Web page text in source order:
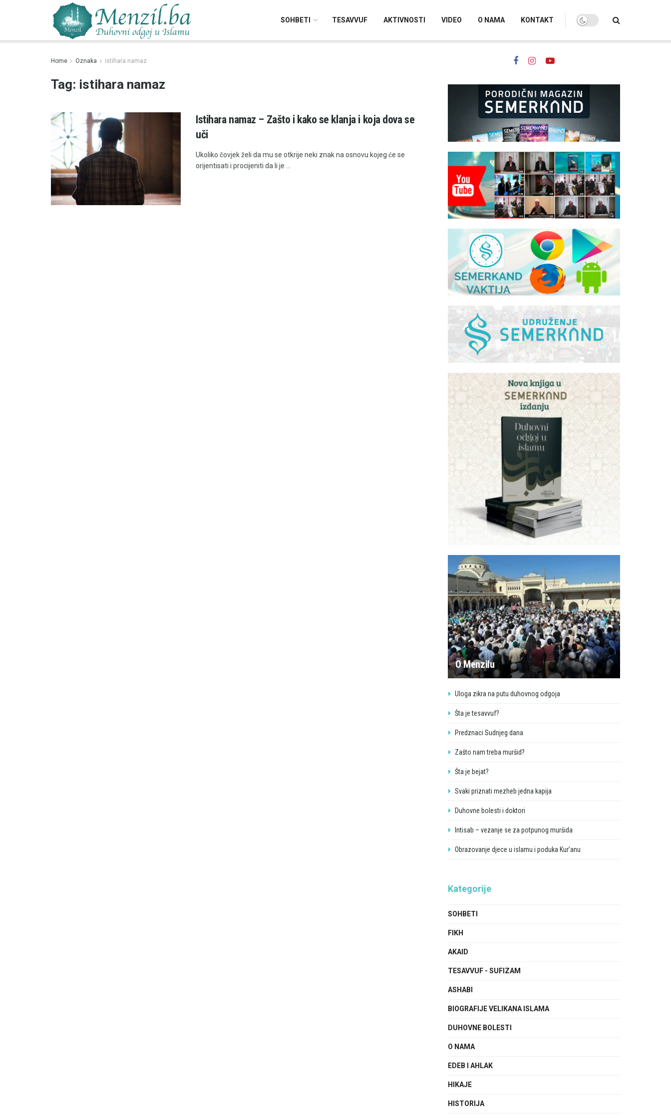
SOHBETI TESAVVUF AKTIVNOSTI VIDEO O NAMA KONTAKT
Home Oznaka istihara namaz
Tag: istihara namaz
Istihara namaz – Zašto i kako se klanja i koja dova se
uči
Ukoliko čovjek želi da mu se otkrije neki znak na osnovu kojeg će se
orijentisati i procijeniti da li je ...
O Menzilu
Uloga zikra na putu duhovnog odgoja
Šta je tesavvuf?
Predznaci Sudnjeg dana
Zašto nam treba muršid?
Šta je bejat?
Svaki priznati mezheb jedna kapija
Duhovne bolesti i doktori
Intisab – vezanje se za potpunog muršida
Obrazovanje djece u islamu i poduka Kur’anu
Kategorije
SOHBETI
FIKH
AKAID
TESAVVUF - SUFIZAM
ASHABI
BIOGRAFIJE VELIKANA ISLAMA
DUHOVNE BOLESTI
O NAMA
EDEB I AHLAK
HIKAJE
HISTORIJA